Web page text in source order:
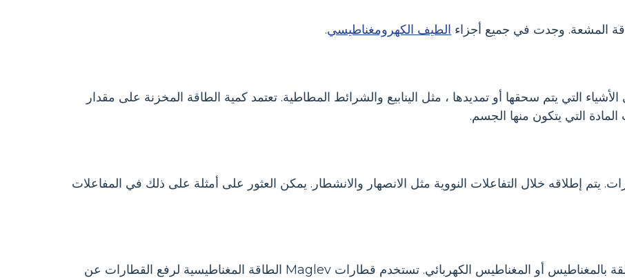
المشعة. وجدت في جميع أجزاء الطيف الكهرومغناطيسي.
التي يتم سحقها أو تمديدها ، مثل الينابيع والشرائط المطاطية. تعتمد كمية الطاقة المخزنة على مقدار
التي يتكون منها الجسم.
يتم إطلاقه خلال التفاعلات النووية مثل الانصهار والانشطار. يمكن العثور على أمثلة على ذلك في المفاعلات
الطاقة المغناطيسية هي الطاقة المتعلقة بالمغناطيس أو المغناطيس الكهربائي. تستخدم قطارات Maglev الطاقة المغناطيسية لرفع القطارات عن